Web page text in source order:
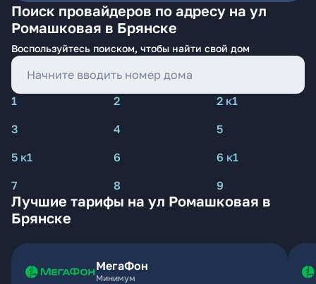
Поиск провайдеров по адресу на ул
Ромашковая в Брянске
Воспользуйтесь поиском, чтобы найти свой дом
1 2
2 к1
3
4
5
5 к1
6
6 к1
7
8 9
Лучшие тарифы на ул Ромашковая в
Брянске
МегаФон
Минимум